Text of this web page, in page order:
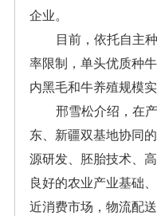
企业。
目前，依托自主
率限制，单头优质种
内黑毛和牛养殖规模实
邢雪松介绍，在
东、新疆双基地协同
源研发、胚胎技术、
良好的农业产业基础
近消费市场，物流配